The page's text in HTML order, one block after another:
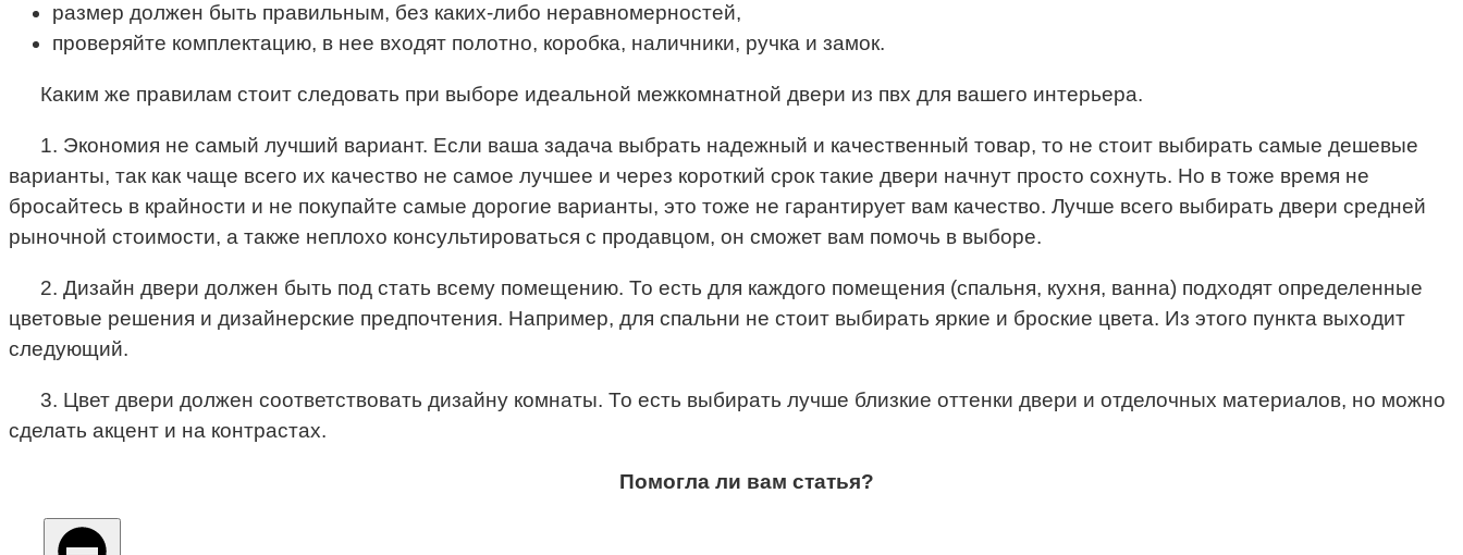
размер должен быть правильным, без каких-либо неравномерностей,
проверяйте комплектацию, в нее входят полотно, коробка, наличники, ручка и замок.
Каким же правилам стоит следовать при выборе идеальной межкомнатной двери из пвх для вашего интерьера.
1. Экономия не самый лучший вариант. Если ваша задача выбрать надежный и качественный товар, то не стоит выбирать самые дешевые
варианты, так как чаще всего их качество не самое лучшее и через короткий срок такие двери начнут просто сохнуть. Но в тоже время не
бросайтесь в крайности и не покупайте самые дорогие варианты, это тоже не гарантирует вам качество. Лучше всего выбирать двери средней
рыночной стоимости, а также неплохо консультироваться с продавцом, он сможет вам помочь в выборе.
2. Дизайн двери должен быть под стать всему помещению. То есть для каждого помещения (спальня, кухня, ванна) подходят определенные
цветовые решения и дизайнерские предпочтения. Например, для спальни не стоит выбирать яркие и броские цвета. Из этого пункта выходит
следующий.
3. Цвет двери должен соответствовать дизайну комнаты. То есть выбирать лучше близкие оттенки двери и отделочных материалов, но можно
сделать акцент и на контрастах.
Помогла ли вам статья?